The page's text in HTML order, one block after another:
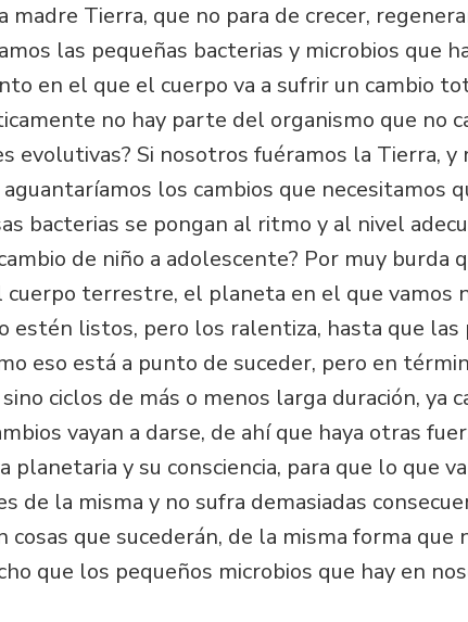
madre Tierra, que no para de crecer,
las pequeñas bacterias y microbios que
en el que el cuerpo va a sufrir un cambio
no hay parte del organismo que no
evolutivas? Si nosotros fuéramos la Tierra,
aguantaríamos los cambios que necesitamos
bacterias se pongan al ritmo y al nivel
de niño a adolescente? Por muy burda
cuerpo terrestre, el planeta en el que vamos
estén listos, pero los ralentiza, hasta que
eso está a punto de suceder, pero en
ciclos de más o menos larga duración, ya
vayan a darse, de ahí que haya otras
planetaria y su consciencia, para que lo que
de la misma y no sufra demasiadas
cosas que sucederán, de la misma forma
que los pequeños microbios que hay en